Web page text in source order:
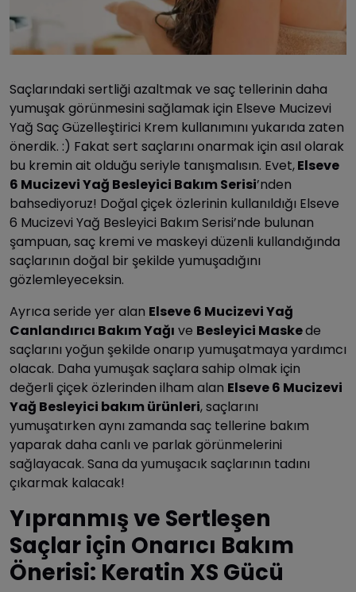
Saçlarındaki sertliği azaltmak ve saç tellerinin daha
yumuşak görünmesini sağlamak için Elseve Mucizevi
Yağ Saç Güzelleştirici Krem kullanımını yukarıda zaten
önerdik. :) Fakat sert saçlarını onarmak için asıl olarak
bu kremin ait olduğu seriyle tanışmalısın. Evet,Elseve
6 Mucizevi Yağ Besleyici Bakım Serisi’nden
bahsediyoruz! Doğal çiçek özlerinin kullanıldığı Elseve
6 Mucizevi Yağ Besleyici Bakım Serisi’nde bulunan
şampuan, saç kremi ve maskeyi düzenli kullandığında
saçlarının doğal bir şekilde yumuşadığını
gözlemleyeceksin.
Ayrıca seride yer alan Elseve 6 Mucizevi Yağ
Canlandırıcı Bakım Yağı ve Besleyici Maskede
saçlarını yoğun şekilde onarıp yumuşatmaya yardımcı
olacak. Daha yumuşak saçlara sahip olmak için
değerli çiçek özlerinden ilham alan Elseve 6 Mucizevi
Yağ Besleyici bakım ürünleri, saçlarını
yumuşatırken aynı zamanda saç tellerine bakım
yaparak daha canlı ve parlak görünmelerini
sağlayacak. Sana da yumuşacık saçlarının tadını
çıkarmak kalacak!
Yıpranmış ve Sertleşen
Saçlar için Onarıcı Bakım
Önerisi: Keratin XS Gücü